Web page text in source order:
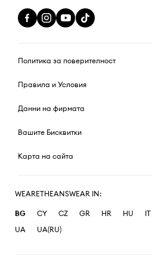
Политика за поверителност
Правила и Условия
Данни на фирмата
Вашите Бисквитки
Карта на сайта
WEARETHEANSWEAR IN:
BG CY CZ GR HR HU IT
UA
UA(RU)